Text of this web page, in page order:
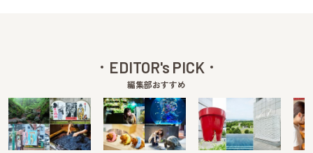
EDITOR's PICK
編集部おすすめ